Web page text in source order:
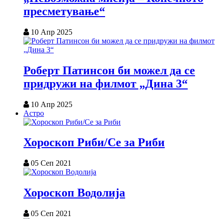
пресметување“
10 Апр 2025
Роберт Патинсон би можел да се
придружи на филмот „Дина 3“
10 Апр 2025
Астро
Хороскоп Риби/Се за Риби
05 Сеп 2021
Хороскоп Водолија
05 Сеп 2021